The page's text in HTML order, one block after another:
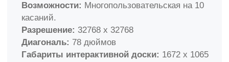
центру. По СНиП'у доска школьная меловая
должна находиться на видном месте для
удобного обзора. Совмещение интерактивной и
меловой досок помогает выбрать оптимальное
расположение, удовлетворяющее
потребностям уроков.